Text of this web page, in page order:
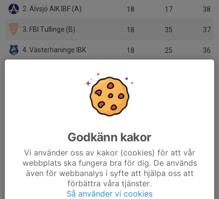
2. Älvsjö AIK IBF (A) 18 17 38
3. FBI Tullinge (B) 18 35 37
4. Västerhaninge IBK 18 25 36
18
8. Djurgårdens IF IBS / IBF Offensiv Lidingö 18
9. Tyresö Trollbäcken IBK (A) 18 -57
10. Tungelsta IF 18 -69
Godkänn kakor
Vi använder oss av kakor (cookies) för att vår
webbplats ska fungera bra för dig. De används
även för webbanalys i syfte att hjälpa oss att
förbättra våra tjänster.
Så använder vi cookies